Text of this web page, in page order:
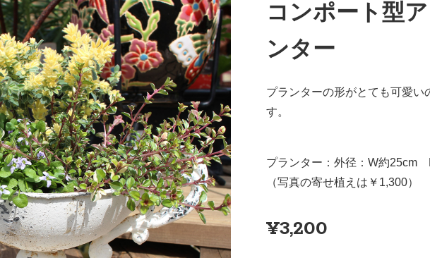
コンポート型
ンター
プランターの形がとても可愛い
す。
プランター：外径：W約
（写真の寄せ植えは￥1,300）
¥3,200